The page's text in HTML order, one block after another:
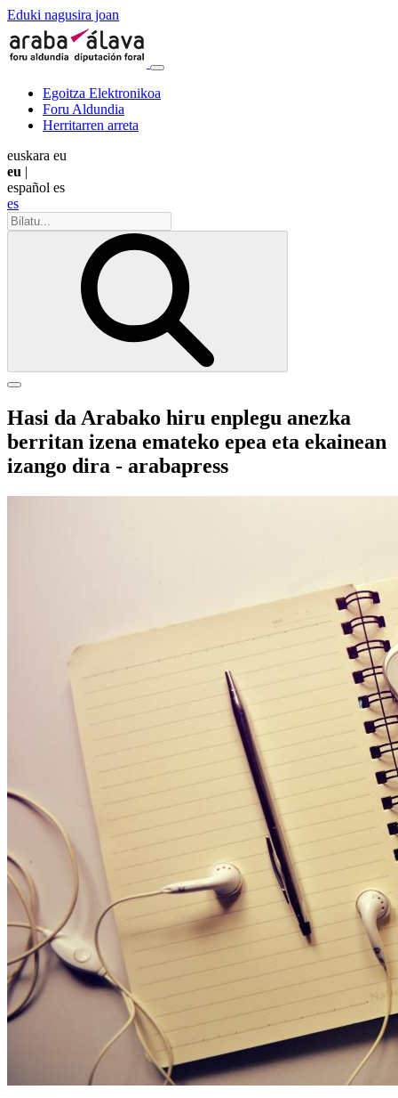
Eduki nagusira joan
Egoitza Elektronikoa
Foru Aldundia
Herritarren arreta
euskara eu
eu |
español es
es
Hasi da Arabako hiru enplegu anezka
berritan izena emateko epea eta ekainean
izango dira - arabapress